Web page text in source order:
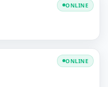
ONLINE
ONLINE